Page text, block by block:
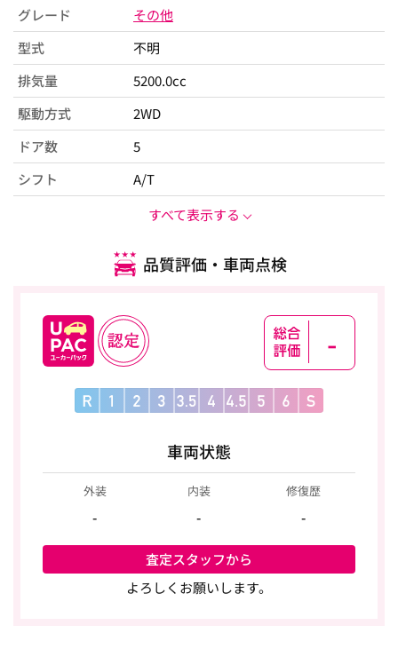
グレード
その他
型式
不明
排気量
5200.0cc
駆動方式
2WD
ドア数
5
シフト
A/T
すべて表示する
品質評価・車両点検
-
車両状態
外装
-
内装
-
修復歴
-
査定スタッフから
よろしくお願いします。